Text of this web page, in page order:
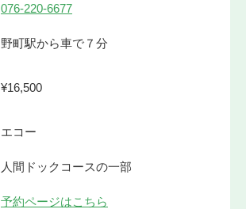
076-220-6677
野町駅から車で７分
¥16,500
エコー
人間ドックコースの一部
予約ページはこちら